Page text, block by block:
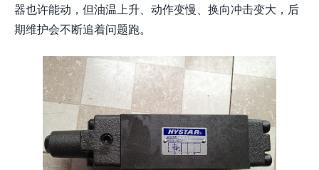
器也许能动，但油温上升、动作变慢、换向冲击变大，后
期维护会不断追着问题跑。